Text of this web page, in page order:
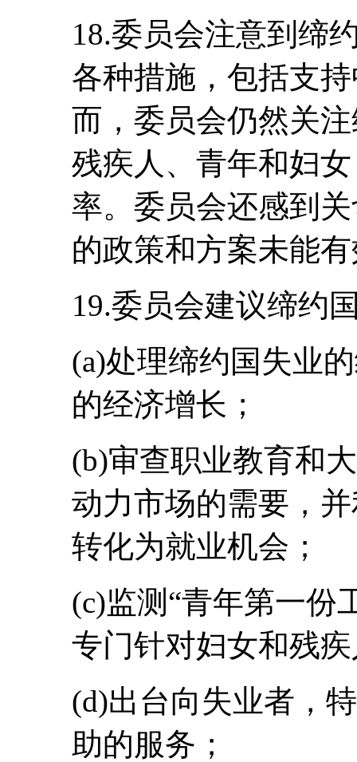
18.委员会注意到缔
各种措施，包括支
而，委员会仍然关
残疾人、青年和妇
率。委员会还感到
的政策和方案未能
19.委员会建议缔约
(a)处理缔约国失业
的经济增长；
(b)审查职业教育和
动力市场的需要，
转化为就业机会；
(c)监测“青年第一份
专门针对妇女和残
(d)出台向失业者，
助的服务；